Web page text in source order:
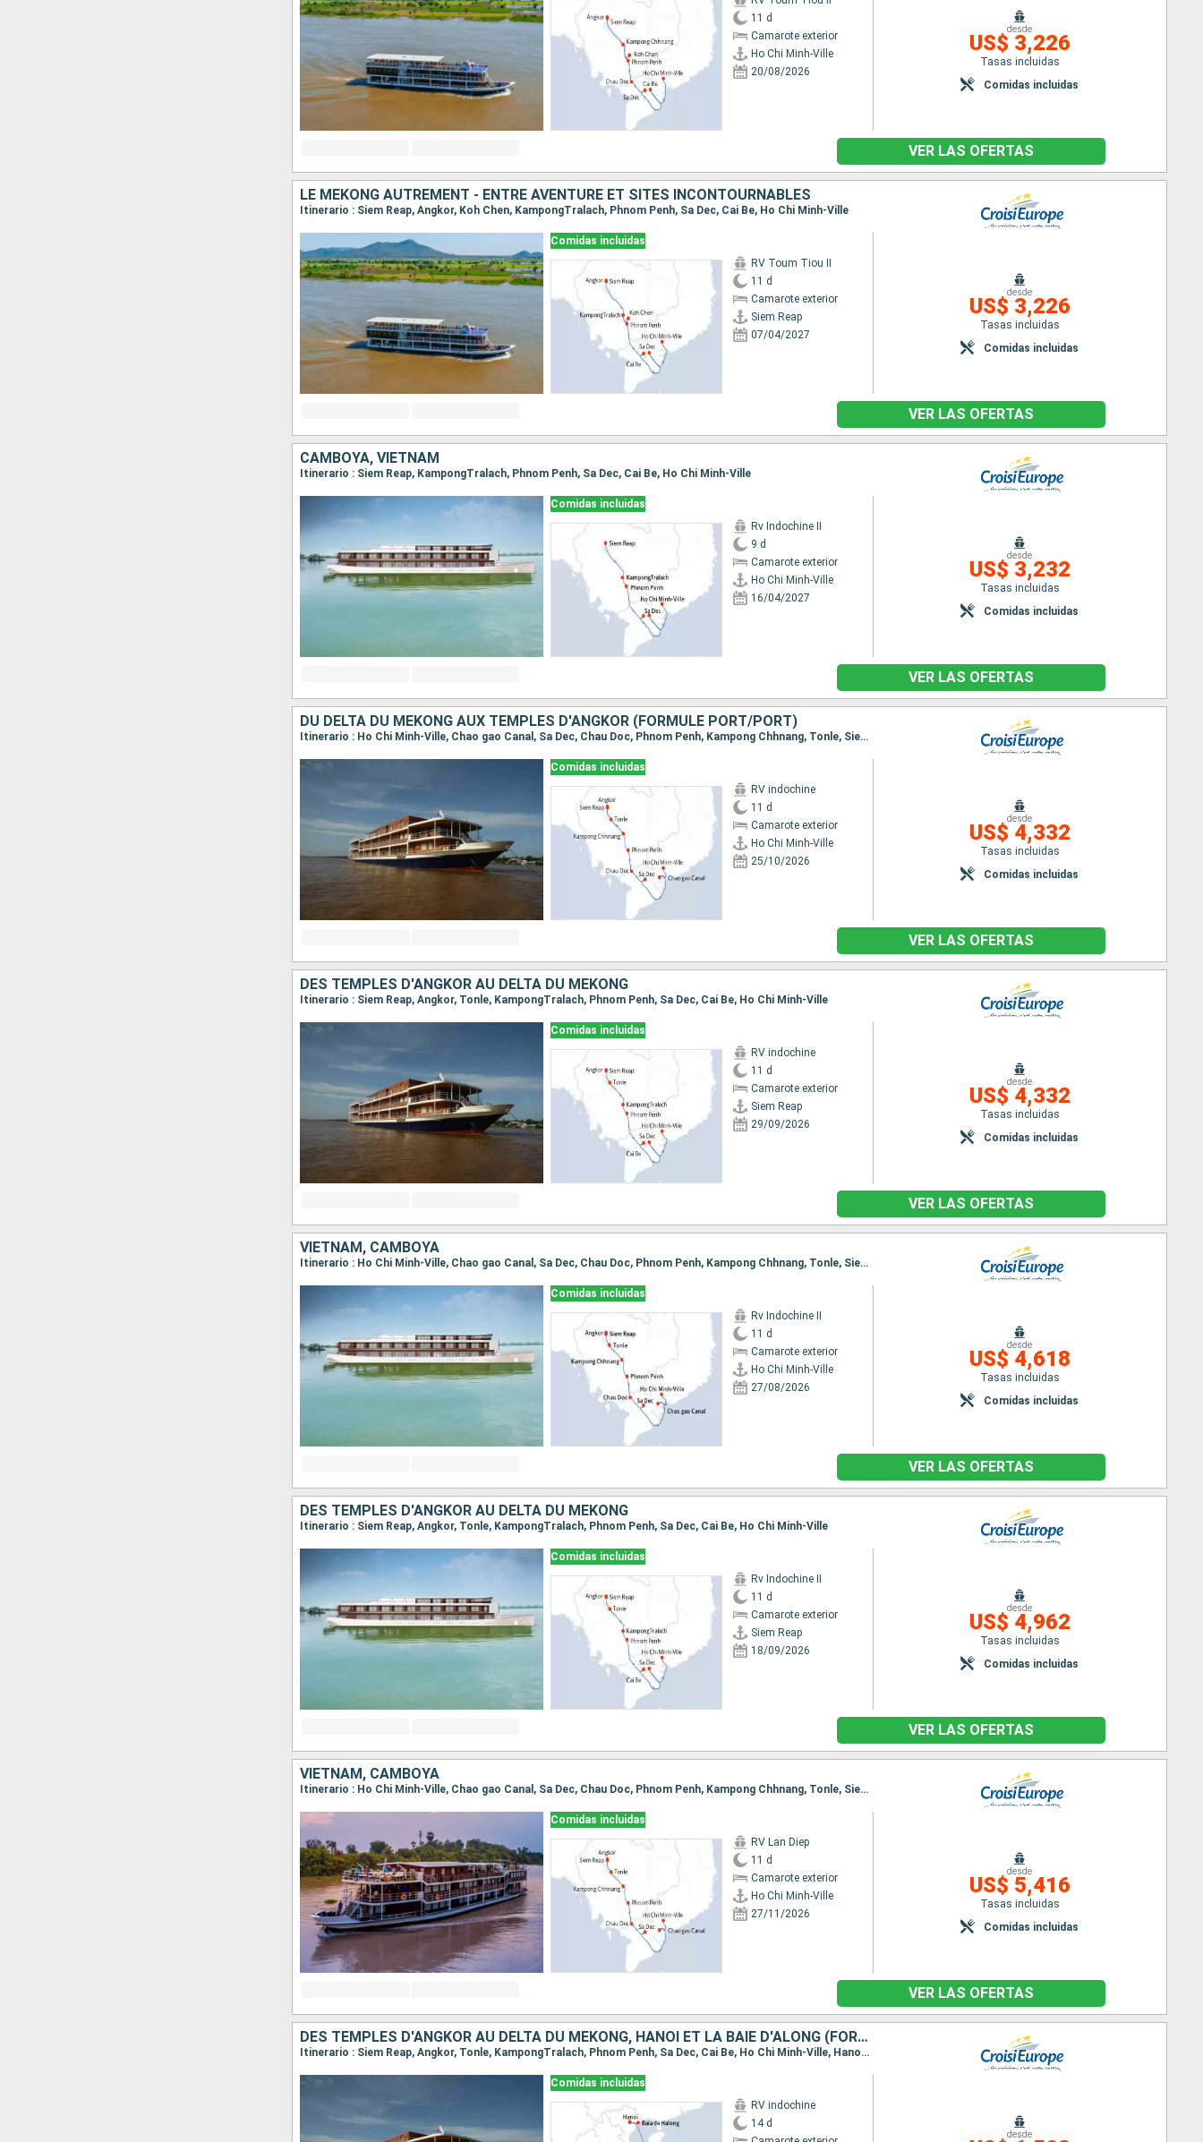
11 d
Camarote exterior
Ho Chi Minh-Ville
20/08/2026
desde
US$ 3,226
Tasas incluidas
Comidas incluidas
VER LAS OFERTAS
LE MÉKONG AUTREMENT - ENTRE AVENTURE ET SITES INCONTOURNABLES
Itinerario : Siem Reap, Angkor, Koh Chen, KampongTralach, Phnom Penh, Sa Dec, Cai Be, Ho Chi Minh-Ville
Comidas incluidas
RV Toum Tiou II
11 d
Camarote exterior
Siem Reap
07/04/2027
desde
US$ 3,226
Tasas incluidas
Comidas incluidas
VER LAS OFERTAS
CAMBOYA, VIETNAM
Itinerario : Siem Reap, KampongTralach, Phnom Penh, Sa Dec, Cai Be, Ho Chi Minh-Ville
Comidas incluidas
Rv Indochine II
9 d
Camarote exterior
Ho Chi Minh-Ville
16/04/2027
desde
US$ 3,232
Tasas incluidas
Comidas incluidas
VER LAS OFERTAS
DU DELTA DU MÉKONG AUX TEMPLES D'ANGKOR (FORMULE PORT/PORT)
Itinerario : Ho Chi Minh-Ville, Chao gao Canal, Sa Dec, Chau Doc, Phnom Penh, Kampong Chhnang, Tonle, Siem Reap, Angkor, Siem Reap
Comidas incluidas
RV indochine
11 d
Camarote exterior
Ho Chi Minh-Ville
25/10/2026
desde
US$ 4,332
Tasas incluidas
Comidas incluidas
VER LAS OFERTAS
DES TEMPLES D'ANGKOR AU DELTA DU MÉKONG
Itinerario : Siem Reap, Angkor, Tonle, KampongTralach, Phnom Penh, Sa Dec, Cai Be, Ho Chi Minh-Ville
Comidas incluidas
RV indochine
11 d
Camarote exterior
Siem Reap
29/09/2026
desde
US$ 4,332
Tasas incluidas
Comidas incluidas
VER LAS OFERTAS
VIETNAM, CAMBOYA
Itinerario : Ho Chi Minh-Ville, Chao gao Canal, Sa Dec, Chau Doc, Phnom Penh, Kampong Chhnang, Tonle, Siem Reap, Angkor, Siem Reap
Comidas incluidas
Rv Indochine II
11 d
Camarote exterior
Ho Chi Minh-Ville
27/08/2026
desde
US$ 4,618
Tasas incluidas
Comidas incluidas
VER LAS OFERTAS
DES TEMPLES D'ANGKOR AU DELTA DU MÉKONG
Itinerario : Siem Reap, Angkor, Tonle, KampongTralach, Phnom Penh, Sa Dec, Cai Be, Ho Chi Minh-Ville
Comidas incluidas
Rv Indochine II
11 d
Camarote exterior
Siem Reap
18/09/2026
desde
US$ 4,962
Tasas incluidas
Comidas incluidas
VER LAS OFERTAS
VIETNAM, CAMBOYA
Itinerario : Ho Chi Minh-Ville, Chao gao Canal, Sa Dec, Chau Doc, Phnom Penh, Kampong Chhnang, Tonle, Siem Reap, Angkor, Siem Reap
Comidas incluidas
RV Lan Diep
11 d
Camarote exterior
Ho Chi Minh-Ville
27/11/2026
desde
US$ 5,416
Tasas incluidas
Comidas incluidas
VER LAS OFERTAS
DES TEMPLES D'ANGKOR AU DELTA DU MÉKONG, HANOÏ ET LA BAIE D'ALONG (FORMULE PORT/PORT)
Itinerario : Siem Reap, Angkor, Tonle, KampongTralach, Phnom Penh, Sa Dec, Cai Be, Ho Chi Minh-Ville, Hanoï, Baia de Halong, Hanoï
Comidas incluidas
RV indochine
14 d
desde